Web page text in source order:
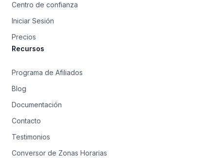
Centro de confianza
Iniciar Sesión
Precios
Recursos
Programa de Afiliados
Blog
Documentación
Contacto
Testimonios
Conversor de Zonas Horarias